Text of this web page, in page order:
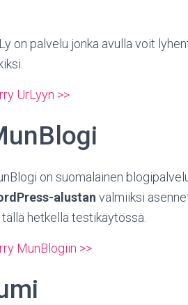
on palvelu jonka avulla voit
UrLyyn >>
on suomalainen
alustan valmiiksi
tällä hetkellä testikäytössä.
MunBlogiin >>